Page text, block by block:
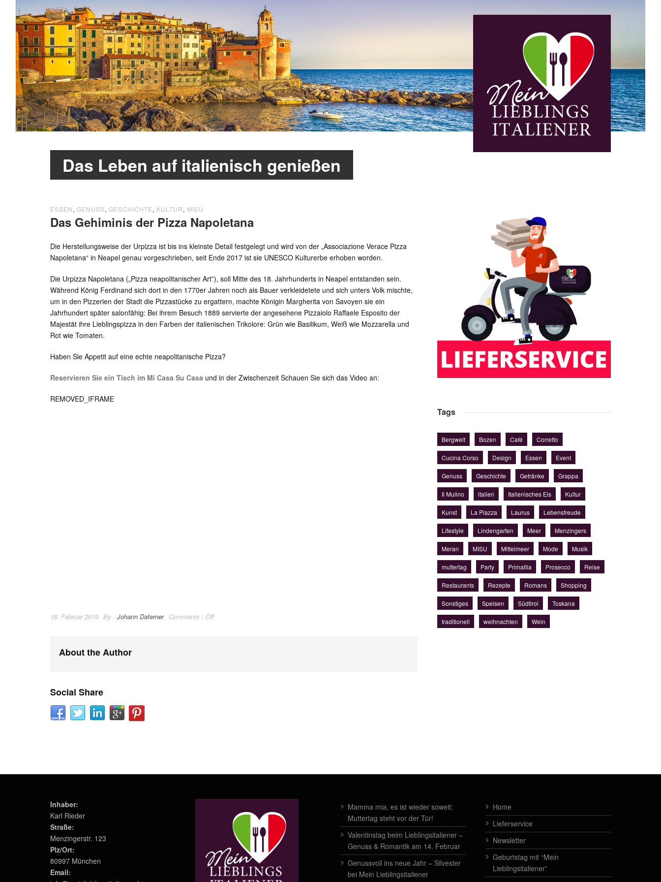
Das Leben auf italienisch genießen
ESSEN, GENUSS, GESCHICHTE, KULTUR, MISU
Das Gehiminis der Pizza Napoletana
Die Herstellungsweise der Urpizza ist bis ins kleinste Detail festgelegt und wird von der „Associazione Verace Pizza
Napoletana“ in Neapel genau vorgeschrieben, seit Ende 2017 ist sie UNESCO Kulturerbe erhoben worden.
Die Urpizza Napoletana („Pizza neapolitanischer Art”), soll Mitte des 18. Jahrhunderts in Neapel entstanden sein.
Während König Ferdinand sich dort in den 1770er Jahren noch als Bauer verkleidetete und sich unters Volk mischte,
um in den Pizzerien der Stadt die Pizzastücke zu ergattern, machte Königin Margherita von Savoyen sie ein
Jahrhundert später salonfähig: Bei ihrem Besuch 1889 servierte der angesehene Pizzaiolo Raffaele Esposito der
Majestät ihre Lieblingspizza in den Farben der italienischen Trikolore: Grün wie Basilikum, Weiß wie Mozzarella und
Rot wie Tomaten.
Haben Sie Appetit auf eine echte neapolitanische Pizza?
Reservieren Sie ein Tisch im Mi Casa Su Casa und in der Zwischenzeit Schauen Sie sich das Video an:
REMOVED_IFRAME
18. Februar 2019 By : Johann Daferner Comments : Off
About the Author
Social Share
Tags
Bergwelt Bozen Café Corretto
Cucina Corso Design Essen Event
Genuss Geschichte Getränke Grappa
Il Mulino italien Italienisches Eis Kultur
Kunst La Piazza Laurus Lebensfreude
Lifestyle Lindengarten Meer Menzingers
Meran MISU Mittelmeer Mode Musik
muttertag Party Primafila Prosecco Reise
Restaurants Rezepte Romans Shopping
Sonstiges Speisen Südtirol Toskana
traditionell weihnachten Wein
Inhaber:
Karl Rieder
Straße:
Menzingerstr. 123
Plz/Ort:
80997 München
Email:
Mamma mia, es ist wieder soweit:
Muttertag steht vor der Tür!
Valentinstag beim Lieblingsitaliener –
Genuss & Romantik am 14. Februar
Genussvoll ins neue Jahr – Silvester
bei Mein Lieblingsitaliener
Home
Lieferservice
Newsletter
Geburtstag mit “Mein
Lieblingsitaliener”